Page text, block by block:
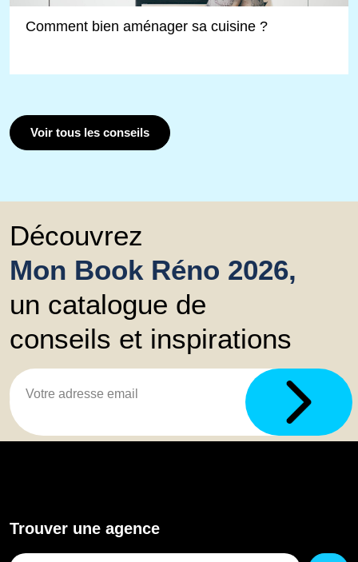
Comment bien aménager sa cuisine ?
Voir tous les conseils
Découvrez
Mon Book Réno 2026,
un catalogue de
conseils et inspirations
Trouver une agence